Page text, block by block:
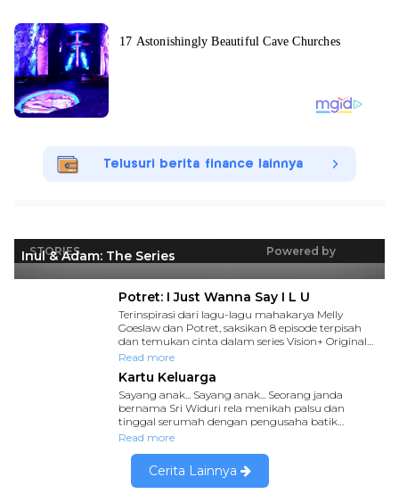
Telusuri berita finance lainnya